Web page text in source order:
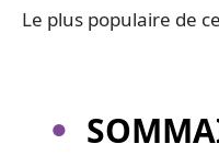
Le plus populaire de